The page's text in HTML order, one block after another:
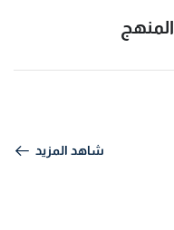
المنهج
شاهد المزيد